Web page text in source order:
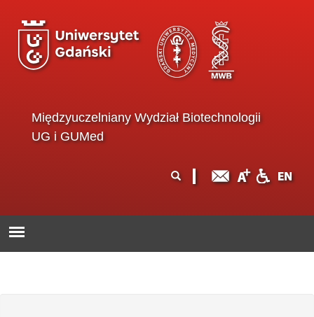
Międzyuczelniany Wydział Biotechnologii
UG i GUMed
wyszukiwania